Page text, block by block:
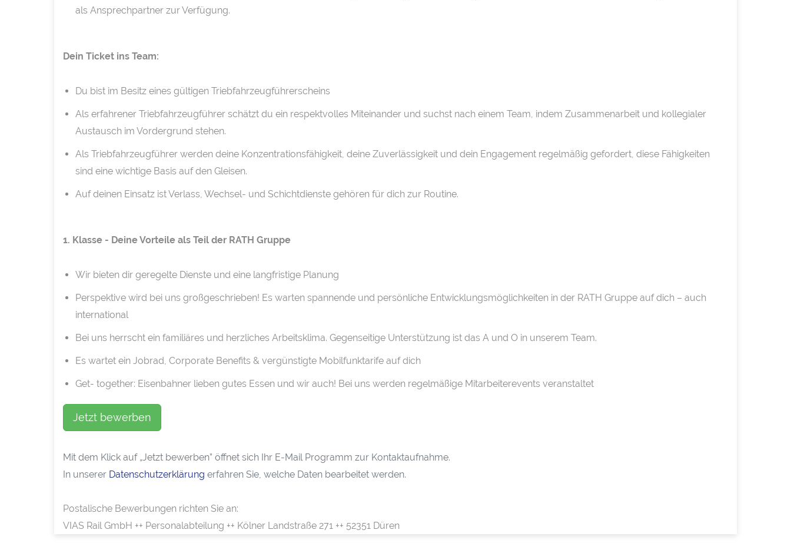
als Ansprechpartner zur Verfügung.
Dein Ticket ins Team:
Du bist im Besitz eines gültigen Triebfahrzeugführerscheins
Als erfahrener Triebfahrzeugführer schätzt du ein respektvolles Miteinander und suchst nach einem Team, indem Zusammenarbeit und kollegialer
Austausch im Vordergrund stehen.
Als Triebfahrzeugführer werden deine Konzentrationsfähigkeit, deine Zuverlässigkeit und dein Engagement regelmäßig gefordert, diese Fähigkeiten
sind eine wichtige Basis auf den Gleisen.
Auf deinen Einsatz ist Verlass, Wechsel- und Schichtdienste gehören für dich zur Routine.
1. Klasse - Deine Vorteile als Teil der RATH Gruppe
Wir bieten dir geregelte Dienste und eine langfristige Planung
Perspektive wird bei uns großgeschrieben! Es warten spannende und persönliche Entwicklungsmöglichkeiten in der RATH Gruppe auf dich – auch
international
Bei uns herrscht ein familiäres und herzliches Arbeitsklima. Gegenseitige Unterstützung ist das A und O in unserem Team.
Es wartet ein Jobrad, Corporate Benefits & vergünstigte Mobilfunktarife auf dich
Get- together: Eisenbahner lieben gutes Essen und wir auch! Bei uns werden regelmäßige Mitarbeiterevents veranstaltet
Jetzt bewerben
Mit dem Klick auf „Jetzt bewerben” öffnet sich Ihr E-Mail Programm zur Kontaktaufnahme.
In unserer Datenschutzerklärung erfahren Sie, welche Daten bearbeitet werden.
Postalische Bewerbungen richten Sie an:
VIAS Rail GmbH ++ Personalabteilung ++ Kölner Landstraße 271 ++ 52351 Düren